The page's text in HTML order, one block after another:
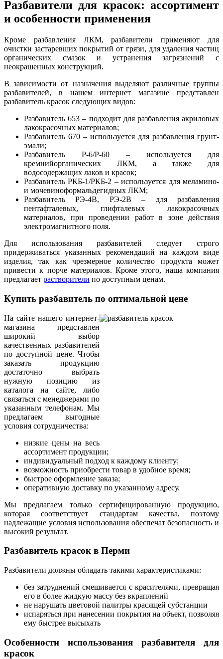
Разбавители для красок: ассортимент
и особенности применения
Кроме разбавления ЛКМ, разбавители применяют для
очистки застаревших покрытий от грязи, для удаления частиц
органических смазок и устранения загрязнений с
неокрашенных конструкций.
В зависимости от назначения выделяют различные группы
разбавителей, в нашем интернет магазине представлен
разбавитель красок следующих видов:
Разбавитель 653 – подходит для разбавления акриловых
лакокрасочных материалов;
Разбавитель 670 – используется для разбавления грунт-
эмали;
Разбавитель Р-6/Р-60 – используется для
кремнийорганических ЛКМ, а также для
водосодержащих лаков и красок;
Разбавитель РКБ-1/РКБ-2 – используется для меламино-
и мочевиноформальдегидных ЛКМ;
Разбавитель РЭ-4В, РЭ-2В – для разбавления
пентафталевых, глифталевых лакокрасочных
материалов, при проведении работ в зоне действия
электромагнитного поля.
Для использования разбавителей следует строго
придерживаться указанных рекомендаций на каждом виде
изделия, так как чрезмерное количество продукта может
привести к порче материалов. Кроме этого, наша компания
предлагает растворители по доступным ценам.
Купить разбавитель по оптимальной цене
На сайте нашего интернет-
магазина представлен
широкий выбор
качественных разбавителей
по доступной цене. Чтобы
заказать продукцию
достаточно выбрать
нужную позицию из
каталога на сайте, либо
связаться с менеджерами по
указанным телефонам. Мы
предлагаем выгодные
условия сотрудничества:
низкие цены на весь
ассортимент продукции;
индивидуальный подход к каждому клиенту;
возможность приобрести товар в удобное время;
быстрое оформление заказа;
оперативную доставку по указанному адресу.
Мы предлагаем только сертифицированную продукцию,
которая соответствует стандартам качества, поэтому
надлежащие условия использования обеспечат безопасность и
высокий результат.
Разбавитель красок в Перми
Разбавители должны обладать такими характеристиками:
без затруднений смешивается с красителями, превращая
его в более жидкую массу без вкраплений
не нарушать цветовой палитры красящей субстанции
испаряться при нанесении покрытия на объект, позволяя
ему быстрее высыхать
Особенности использования разбавителя для
красок